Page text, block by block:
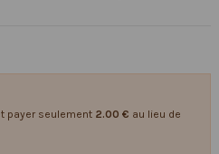
payer seulement 2.00 € au lieu de